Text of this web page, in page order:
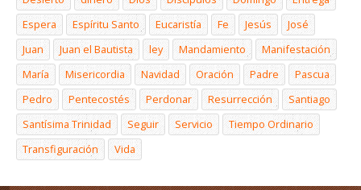
Espera
Espíritu Santo Eucaristía Fe Jesús
José
Juan
Juan el Bautista ley Mandamiento
Manifestación
María
Misericordia Navidad Oración Padre
Pascua
Pedro
Pentecostés Perdonar Resurrección
Santiago
Santísima Trinidad
Seguir Servicio
Tiempo Ordinario
Transfiguración
Vida